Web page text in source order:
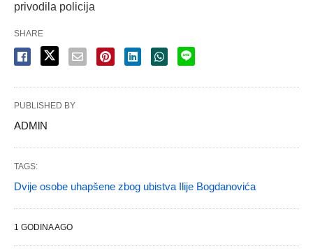
privodila policija
SHARE
PUBLISHED BY
ADMlN
TAGS:
Dvije osobe uhapšene zbog ubistva Ilije Bogdanovića
1 GODINA AGO